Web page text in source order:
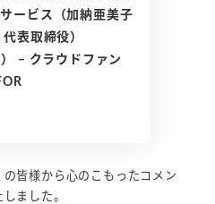
ービス（加納亜美子
表取締役）
– クラウドファン
皆様から心のこもったコメン
ました。